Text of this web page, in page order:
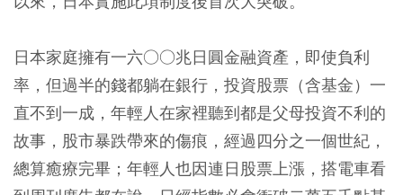
日本家庭擁有一六○○兆日圓金融資產，即使負利
率，但過半的錢都躺在銀行，投資股票（含基金）一
直不到一成，年輕人在家裡聽到都是父母投資不利的
故事，股市暴跌帶來的傷痕，經過四分之一個世紀，
總算癒療完畢；年輕人也因連日股票上漲，搭電車看